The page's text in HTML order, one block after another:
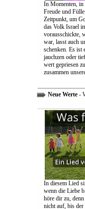
In Momenten, in
Freude und
Zeitpunkt, um
das Volk Israel
vorausschickte,
war, lasst auch
schenken. Es ist
jauchzen oder
wert gepriesen
zusammen
Neue Werte-
In diesem Lied
wenn die Liebe
höre dir zu,
nicht auf, bis der